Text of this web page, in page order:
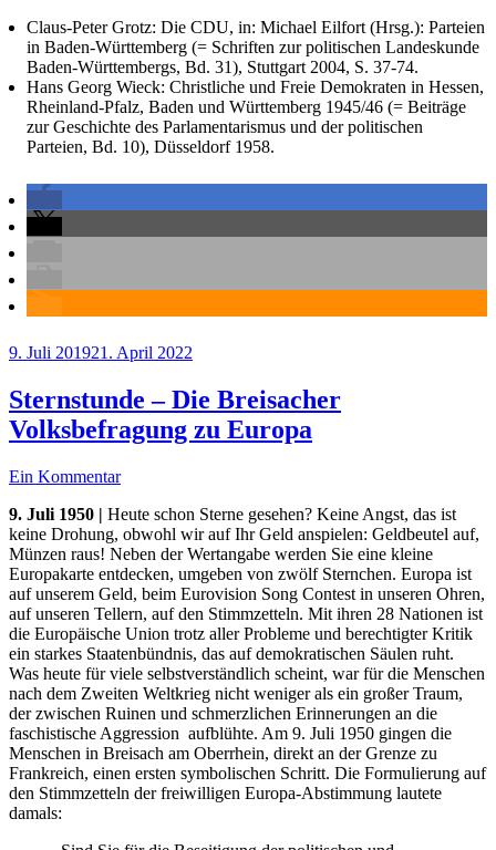
Claus-Peter Grotz: Die CDU, in: Michael Eilfort (Hrsg.): Parteien
in Baden-Württemberg (= Schriften zur politischen Landeskunde
Baden-Württembergs, Bd. 31), Stuttgart 2004, S. 37-74.
Hans Georg Wieck: Christliche und Freie Demokraten in Hessen,
Rheinland-Pfalz, Baden und Württemberg 1945/46 (= Beiträge
zur Geschichte des Parlamentarismus und der politischen
Parteien, Bd. 10), Düsseldorf 1958.
Veröffentlicht
9. Juli 201921. April 2022
Sternstunde – Die Breisacher
Volksbefragung zu Europa
Ein Kommentar
9. Juli 1950 | Heute schon Sterne gesehen? Keine Angst, das ist
keine Drohung, obwohl wir auf Ihr Geld anspielen: Geldbeutel auf,
Münzen raus! Neben der Wertangabe werden Sie eine kleine
Europakarte entdecken, umgeben von zwölf Sternchen. Europa ist
auf unserem Geld, beim Eurovision Song Contest in unseren Ohren,
auf unseren Tellern, auf den Stimmzetteln. Mit ihren 28 Nationen ist
die Europäische Union trotz aller Probleme und berechtigter Kritik
ein starkes Staatenbündnis, das auf demokratischen Säulen ruht.
Was heute für viele selbstverständlich scheint, war für die Menschen
nach dem Zweiten Weltkrieg nicht weniger als ein großer Traum,
der zwischen Ruinen und schmerzlichen Erinnerungen an die
faschistische Aggression aufblühte. Am 9. Juli 1950 gingen die
Menschen in Breisach am Oberrhein, direkt an der Grenze zu
Frankreich, einen ersten symbolischen Schritt. Die Formulierung auf
den Stimmzetteln der freiwilligen Europa-Abstimmung lautete
damals: